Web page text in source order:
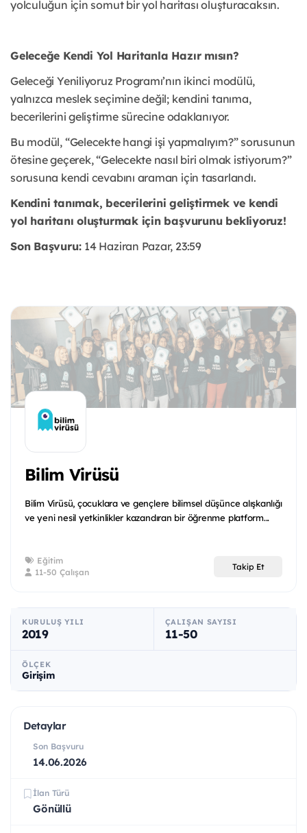
yolculuğun için somut bir yol haritası oluşturacaksın.
Geleceğe Kendi Yol Haritanla Hazır mısın?
Geleceği Yeniliyoruz Programı’nın ikinci modülü,
yalnızca meslek seçimine değil; kendini tanıma,
becerilerini geliştirme sürecine odaklanıyor.
Bu modül, “Gelecekte hangi işi yapmalıyım?” sorusunun
ötesine geçerek, “Gelecekte nasıl biri olmak istiyorum?”
sorusuna kendi cevabını araman için tasarlandı.
Kendini tanımak, becerilerini geliştirmek ve kendi
yol haritanı oluşturmak için başvurunu bekliyoruz!
Son Başvuru: 14 Haziran Pazar, 23:59
Bilim Virüsü
Bilim Virüsü, çocuklara ve gençlere bilimsel düşünce alışkanlığı
ve yeni nesil yetkinlikler kazandıran bir öğrenme platform...
Eğitim
11-50 Çalışan
Takip Et
KURULUŞ YILI
2019
ÇALIŞAN SAYISI
11-50
ÖLÇEK
Girişim
Detaylar
Son Başvuru
14.06.2026
İlan Türü
Gönüllü